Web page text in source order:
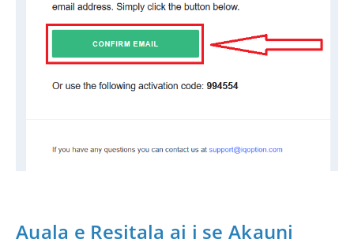
Auala e Resitala ai i se Akauni